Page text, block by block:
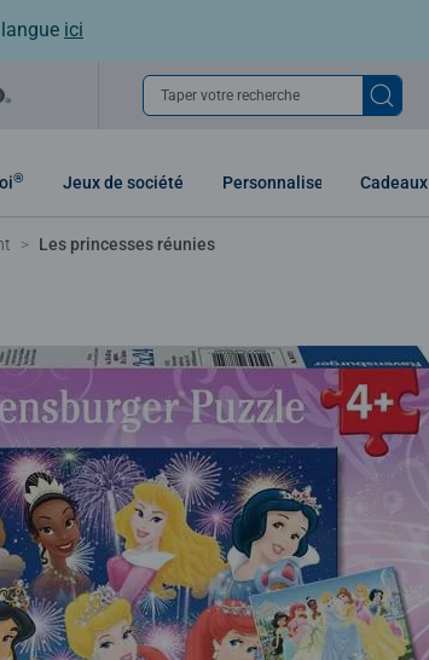
ici
Taper votre recherche
® Jeux de société Personnaliser Cadeaux
Les princesses réunies